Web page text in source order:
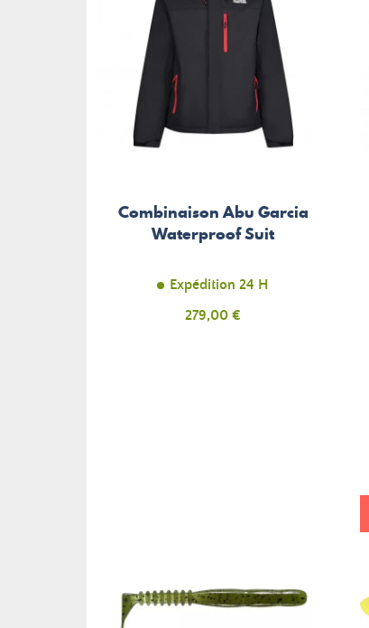
Combinaison Abu Garcia
Waterproof Suit
Expédition 24 H
Prix
279,00 €